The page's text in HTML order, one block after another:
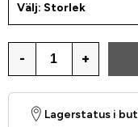
Välj: Storlek
- +
Lagerstatus i